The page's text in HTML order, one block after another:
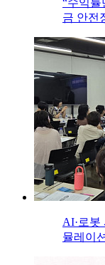
“수익률
금 안전
AI·로봇
뮬레이